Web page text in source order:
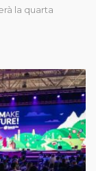
la quarta